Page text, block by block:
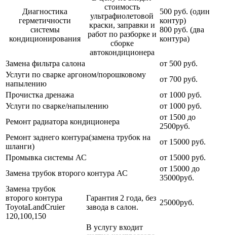
Диагностика
герметичности
системы
кондиционирования
стоимость
ультрафиолетовой
краски, заправки и
работ по разборке и
сборке
автокондиционера
500 руб. (один
контур)
800 руб. (два
контура)
Замена фильтра салона
от 500 руб.
Услуги по сварке аргоном/порошковому
напылению
от 700 руб.
Прочистка дренажа
от 1000 руб.
Услуги по сварке/напылению
от 1000 руб.
Ремонт радиатора кондиционера
от 1500 до
2500руб.
Ремонт заднего контура(замена трубок на
шланги)
от 15000 руб.
Промывка системы АС
от 15000 руб.
Замена трубок второго контура АС
от 15000 до
35000руб.
Замена трубок
второго контура
ToyotaLandCruier
120,100,150
Гарантия 2 года, без
завода в салон.
25000руб.
В услугу входит